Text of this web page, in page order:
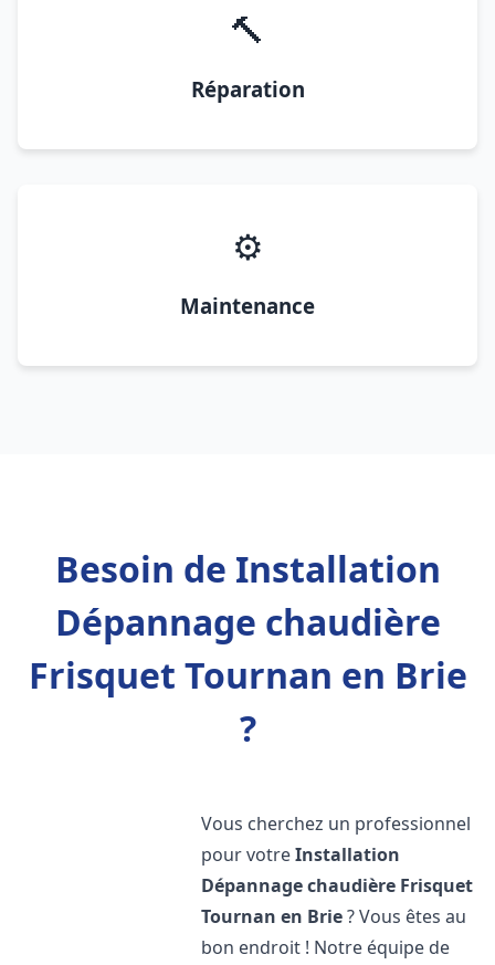
🔨
Réparation
⚙️
Maintenance
Besoin de Installation
Dépannage chaudière
Frisquet Tournan en Brie
?
Vous cherchez un professionnel
pour votreInstallation
Dépannage chaudière Frisquet
Tournan en Brie? Vous êtes au
bon endroit ! Notre équipe de